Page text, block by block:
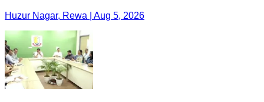
Huzur Nagar, Rewa | Aug 5, 2026